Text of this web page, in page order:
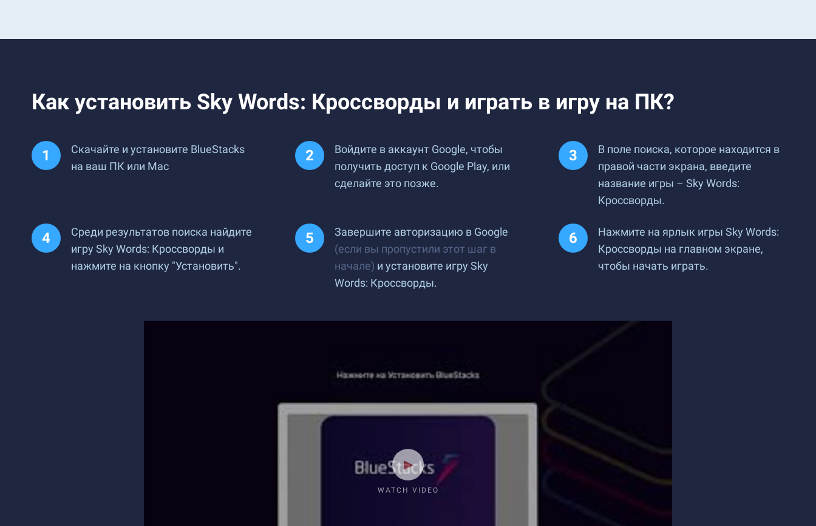
Как установить Sky Words: Кроссворды и играть в игру на ПК?
Скачайте и установите BlueStacks
на ваш ПК или Mac
Войдите в аккаунт Google, чтобы
получить доступ к Google Play, или
сделайте это позже.
В поле поиска, которое находится в
правой части экрана, введите
название игры – Sky Words:
Кроссворды.
Среди результатов поиска найдите
игру Sky Words: Кроссворды и
нажмите на кнопку "Установить".
Завершите авторизацию в Google
(если вы пропустили этот шаг в
начале) и установите игру Sky
Words: Кроссворды.
Нажмите на ярлык игры Sky Words:
Кроссворды на главном экране,
чтобы начать играть.
WATCH VIDEO